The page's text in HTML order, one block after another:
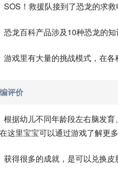
SOS！救援队接到了恐龙的求
恐龙百科产品涉及10种恐龙的
游戏里有大量的挑战模式，在
评价
根据幼儿不同年龄段左右脑发
这里宝宝可以通过游戏了解更
获得很多的成就，是可以兑换